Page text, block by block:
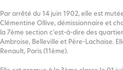
Par arrêté du 14 juin 1902, elle est
Clémentine Ollive, démissionnaire et
la 7ème section c’est-à-dire des
Ambroise, Belleville et Père-Lachaise.
Renault, Paris (11ème).